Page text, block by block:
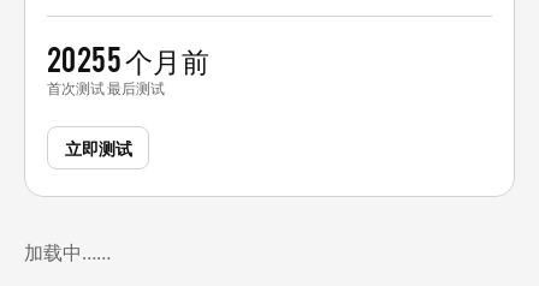
2025
首次测试
5 个月前
最后测试
立即测试
加载中……